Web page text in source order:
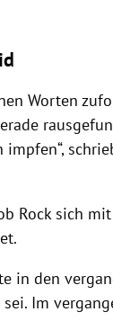
Worten
Rock sich
in den
Im